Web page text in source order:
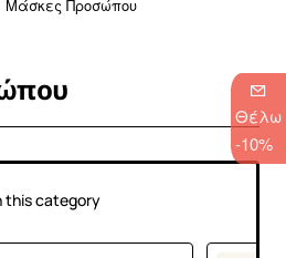
Θέλω
-10%
Μάσκες Προσώπου
this category